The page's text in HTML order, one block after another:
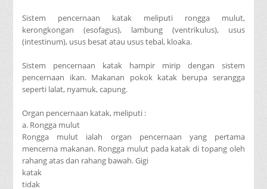
Sistem pencernaan katak meliputi rongga mulut,
kerongkongan (esofagus), lambung (ventrikulus), usus
(intestinum), usus besat atau usus tebal, kloaka.
Sistem pencernaan katak hampir mirip dengan sistem
pencernaan ikan. Makanan pokok katak berupa serangga
seperti lalat, nyamuk, capung.
Organ pencernaan katak, meliputi :
a. Rongga mulut
Rongga mulut ialah organ pencernaan yang pertama
mencerna makanan. Rongga mulut pada katak di topang oleh
rahang atas dan rahang bawah. Gigi
katak
tidak